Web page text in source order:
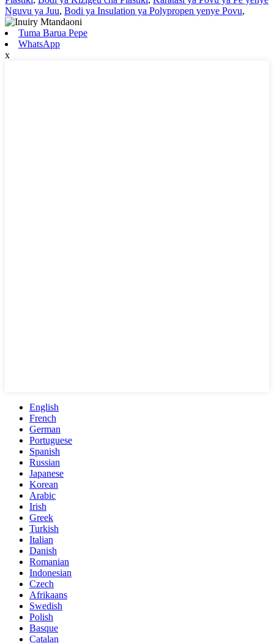
Nguvu ya Juu, Bodi ya Insulation ya Polypropen yenye Povu,
Tuma Barua Pepe
WhatsApp
x
English
French
German
Portuguese
Spanish
Russian
Japanese
Korean
Arabic
Irish
Greek
Turkish
Italian
Danish
Romanian
Indonesian
Czech
Afrikaans
Swedish
Polish
Basque
Catalan